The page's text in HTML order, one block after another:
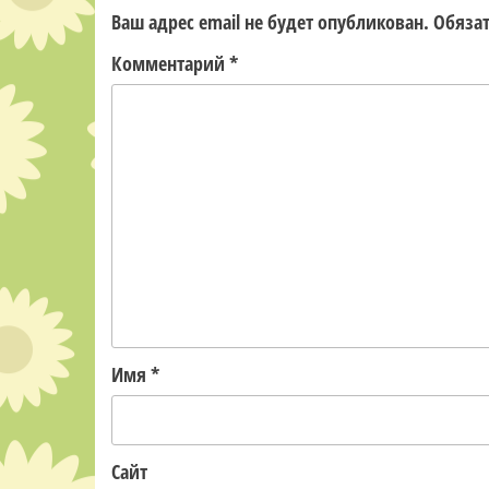
Ваш адрес email не будет опубликован.
Комментарий *
Имя *
Сайт